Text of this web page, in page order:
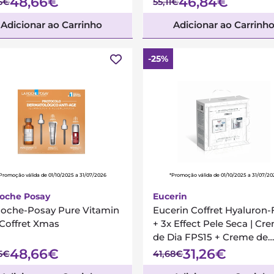
Adicionar ao Carrinho Adicionar ao
válida de 01/10/2025 a 31/07/2026
Posay
Posay Pure Vitamin
Xmas
48,66€
-25%
*Promoção válida de 01/10/2025 a 31/07/
Eucerin
Eucerin Coffret Hyaluron-
+ 3x Effect Pele Seca |
de Dia FPS15 + Creme de
Noite
41,68€31,26€